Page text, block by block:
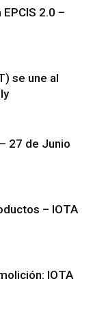
2.0 –
se une al
27 de Junio
– IOTA
IOTA